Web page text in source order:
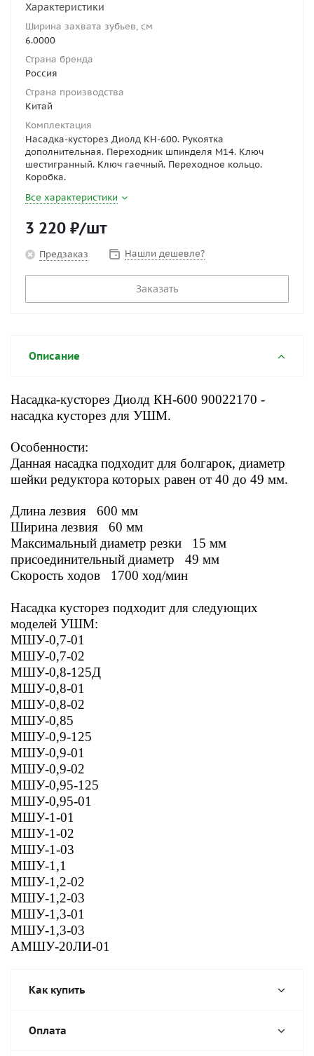
Характеристики
Ширина захвата зубьев, см
6.0000
Страна бренда
Россия
Страна производства
Китай
Комплектация
Насадка-кусторез Диолд КН-600. Рукоятка
дополнительная. Переходник шпинделя М14. Ключ
шестигранный. Ключ гаечный. Переходное кольцо.
Коробка.
Все характеристики
3 220 ₽/шт
Предзаказ Нашли дешевле?
Заказать
Описание
Насадка-кусторез Диолд КН-600 90022170 -
насадка кусторез для УШМ.
Особенности:
Данная насадка подходит для болгарок, диаметр
шейки редуктора которых равен от 40 до 49 мм.
Длина лезвия 600 мм
Ширина лезвия 60 мм
Максимальный диаметр резки 15 мм
присоединительный диаметр 49 мм
Скорость ходов 1700 ход/мин
Насадка кусторез подходит для следующих
моделей УШМ:
МШУ-0,7-01
МШУ-0,7-02
МШУ-0,8-125Д
МШУ-0,8-01
МШУ-0,8-02
МШУ-0,85
МШУ-0,9-125
МШУ-0,9-01
МШУ-0,9-02
МШУ-0,95-125
МШУ-0,95-01
МШУ-1-01
МШУ-1-02
МШУ-1-03
МШУ-1,1
МШУ-1,2-02
МШУ-1,2-03
МШУ-1,3-01
МШУ-1,3-03
АМШУ-20ЛИ-01
Как купить
Оплата